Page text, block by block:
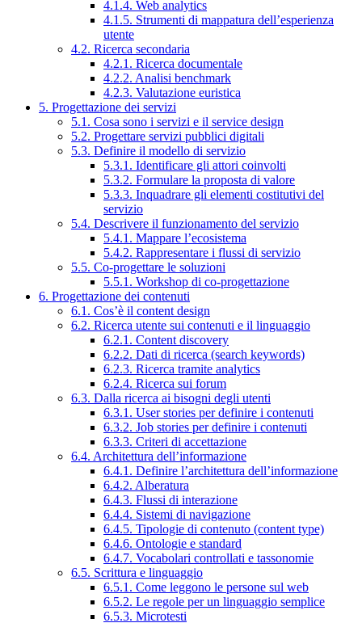
4.1.4. Web analytics
4.1.5. Strumenti di mappatura dell’esperienza
utente
4.2. Ricerca secondaria
4.2.1. Ricerca documentale
4.2.2. Analisi benchmark
4.2.3. Valutazione euristica
5. Progettazione dei servizi
5.1. Cosa sono i servizi e il service design
5.2. Progettare servizi pubblici digitali
5.3. Definire il modello di servizio
5.3.1. Identificare gli attori coinvolti
5.3.2. Formulare la proposta di valore
5.3.3. Inquadrare gli elementi costitutivi del
servizio
5.4. Descrivere il funzionamento del servizio
5.4.1. Mappare l’ecosistema
5.4.2. Rappresentare i flussi di servizio
5.5. Co-progettare le soluzioni
5.5.1. Workshop di co-progettazione
6. Progettazione dei contenuti
6.1. Cos’è il content design
6.2. Ricerca utente sui contenuti e il linguaggio
6.2.1. Content discovery
6.2.2. Dati di ricerca (search keywords)
6.2.3. Ricerca tramite analytics
6.2.4. Ricerca sui forum
6.3. Dalla ricerca ai bisogni degli utenti
6.3.1. User stories per definire i contenuti
6.3.2. Job stories per definire i contenuti
6.3.3. Criteri di accettazione
6.4. Architettura dell’informazione
6.4.1. Definire l’architettura dell’informazione
6.4.2. Alberatura
6.4.3. Flussi di interazione
6.4.4. Sistemi di navigazione
6.4.5. Tipologie di contenuto (content type)
6.4.6. Ontologie e standard
6.4.7. Vocabolari controllati e tassonomie
6.5. Scrittura e linguaggio
6.5.1. Come leggono le persone sul web
6.5.2. Le regole per un linguaggio semplice
6.5.3. Microtesti